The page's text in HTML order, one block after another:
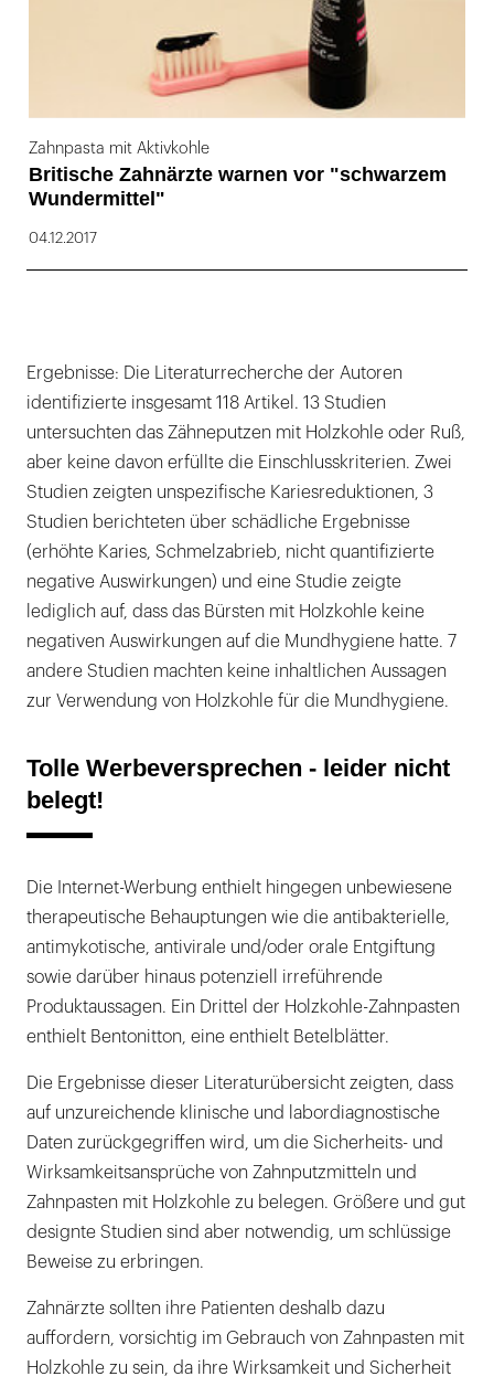
Zahnpasta mit Aktivkohle
Britische Zahnärzte warnen vor "schwarzem
Wundermittel"
04.12.2017
Ergebnisse: Die Literaturrecherche der Autoren
identifizierte insgesamt 118 Artikel. 13 Studien
untersuchten das Zähneputzen mit Holzkohle oder Ruß,
aber keine davon erfüllte die Einschlusskriterien. Zwei
Studien zeigten unspezifische Kariesreduktionen, 3
Studien berichteten über schädliche Ergebnisse
(erhöhte Karies, Schmelzabrieb, nicht quantifizierte
negative Auswirkungen) und eine Studie zeigte
lediglich auf, dass das Bürsten mit Holzkohle keine
negativen Auswirkungen auf die Mundhygiene hatte. 7
andere Studien machten keine inhaltlichen Aussagen
zur Verwendung von Holzkohle für die Mundhygiene.
Tolle Werbeversprechen - leider nicht
belegt!
Die Internet-Werbung enthielt hingegen unbewiesene
therapeutische Behauptungen wie die antibakterielle,
antimykotische, antivirale und/oder orale Entgiftung
sowie darüber hinaus potenziell irreführende
Produktaussagen. Ein Drittel der Holzkohle-Zahnpasten
enthielt Bentonitton, eine enthielt Betelblätter.
Die Ergebnisse dieser Literaturübersicht zeigten, dass
auf unzureichende klinische und labordiagnostische
Daten zurückgegriffen wird, um die Sicherheits- und
Wirksamkeitsansprüche von Zahnputzmitteln und
Zahnpasten mit Holzkohle zu belegen. Größere und gut
designte Studien sind aber notwendig, um schlüssige
Beweise zu erbringen.
Zahnärzte sollten ihre Patienten deshalb dazu
auffordern, vorsichtig im Gebrauch von Zahnpasten mit
Holzkohle zu sein, da ihre Wirksamkeit und Sicherheit